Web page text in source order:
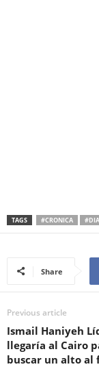
TAGS #CRONICA
Share
Previous article
Ismail Haniyeh
llegaría al Cairo
buscar un alto al